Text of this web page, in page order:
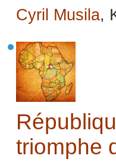
Cyril Musila,
triomphe